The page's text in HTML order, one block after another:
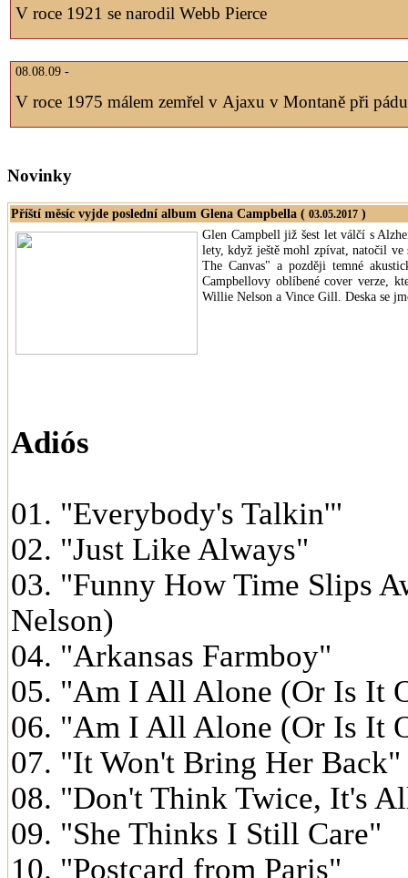
V roce 1921 se narodil Webb Pierce
08.08.09 -
V roce 1975 málem zemřel v Ajaxu v Montaně při
Novinky
Příští měsíc vyjde poslední album Glena Campbella ( 03.05.2017 )
Glen Campbell již šest let válčí s
lety, když ještě mohl zpívat, natočil
The Canvas" a později temné
Campbellovy oblíbené cover verze,
Willie Nelson a Vince Gill. Deska se
Adiós
01. "Everybody's Talkin'"
02. "Just Like Always"
03. "Funny How Time Slips
Nelson)
04. "Arkansas Farmboy"
05. "Am I All Alone (Or Is It
06. "Am I All Alone (Or Is It
07. "It Won't Bring Her Back"
08. "Don't Think Twice, It's
09. "She Thinks I Still Care"
10. "Postcard from Paris"